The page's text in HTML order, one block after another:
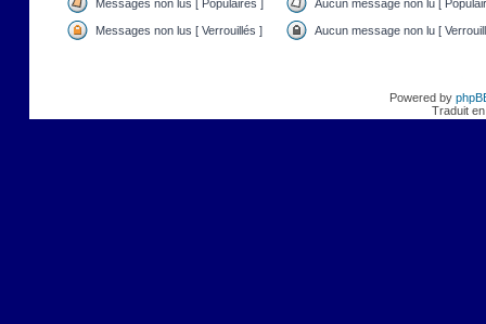
Messages non lus [ Populaires ] Aucun message non lu [
Messages non lus [ Verrouillés ] Aucun message non lu [
Powered by
Traduit